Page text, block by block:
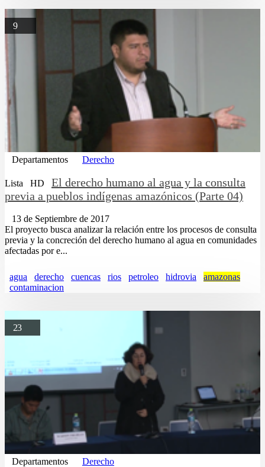
9
Departamentos Derecho
Lista HD
El derecho humano al agua y la consulta
previa a pueblos indígenas amazónicos (Parte 04)
13 de Septiembre de 2017
El proyecto busca analizar la relación entre los procesos de consulta
previa y la concreción del derecho humano al agua en comunidades
afectadas por e...
agua derecho cuencas rios petroleo hidrovia
amazonas
contaminacion
23
Departamentos Derecho